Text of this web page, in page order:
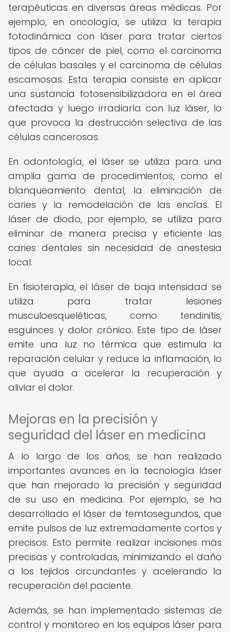
terapéuticas en diversas áreas médicas. Por
ejemplo, en oncología, se utiliza la terapia
fotodinámica con láser para tratar ciertos
tipos de cáncer de piel, como el carcinoma
de células basales y el carcinoma de células
escamosas. Esta terapia consiste en aplicar
una sustancia fotosensibilizadora en el área
afectada y luego irradiarla con luz láser, lo
que provoca la destrucción selectiva de las
células cancerosas.
En odontología, el láser se utiliza para una
amplia gama de procedimientos, como el
blanqueamiento dental, la eliminación de
caries y la remodelación de las encías. El
láser de diodo, por ejemplo, se utiliza para
eliminar de manera precisa y eficiente las
caries dentales sin necesidad de anestesia
local.
En fisioterapia, el láser de baja intensidad se
utiliza para tratar lesiones
musculoesqueléticas, como tendinitis,
esguinces y dolor crónico. Este tipo de láser
emite una luz no térmica que estimula la
reparación celular y reduce la inflamación, lo
que ayuda a acelerar la recuperación y
aliviar el dolor.
Mejoras en la precisión y
seguridad del láser en medicina
A lo largo de los años, se han realizado
importantes avances en la tecnología láser
que han mejorado la precisión y seguridad
de su uso en medicina. Por ejemplo, se ha
desarrollado el láser de femtosegundos, que
emite pulsos de luz extremadamente cortos y
precisos. Esto permite realizar incisiones más
precisas y controladas, minimizando el daño
a los tejidos circundantes y acelerando la
recuperación del paciente.
Además, se han implementado sistemas de
control y monitoreo en los equipos láser para